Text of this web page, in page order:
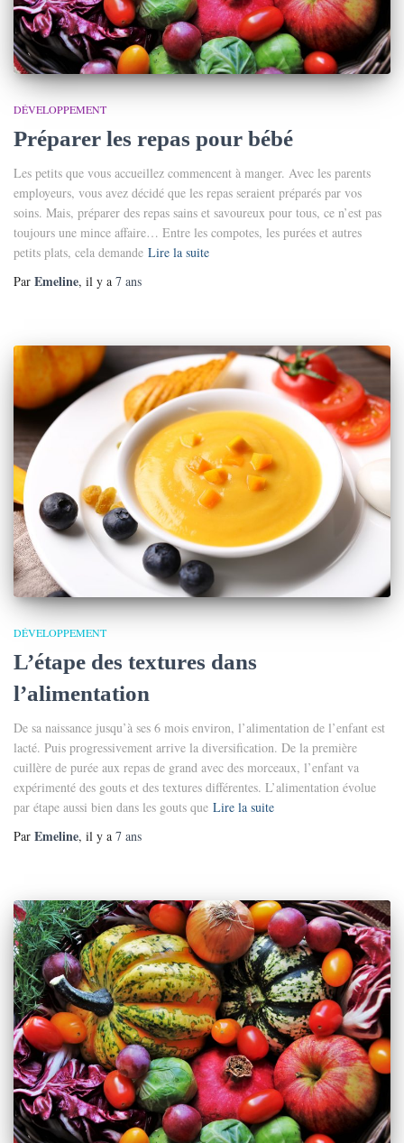
DÉVELOPPEMENT
Préparer les repas pour bébé
Les petits que vous accueillez commencent à manger. Avec les parents
employeurs, vous avez décidé que les repas seraient préparés par vos
soins. Mais, préparer des repas sains et savoureux pour tous, ce n’est pas
toujours une mince affaire… Entre les compotes, les purées et autres
petits plats, cela demande Lire la suite
Par Emeline, il y a 7 ans
DÉVELOPPEMENT
L’étape des textures dans
l’alimentation
De sa naissance jusqu’à ses 6 mois environ, l’alimentation de l’enfant est
lacté. Puis progressivement arrive la diversification. De la première
cuillère de purée aux repas de grand avec des morceaux, l’enfant va
expérimenté des gouts et des textures différentes. L’alimentation évolue
par étape aussi bien dans les gouts que Lire la suite
Par Emeline, il y a 7 ans